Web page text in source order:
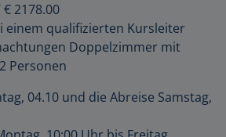
€ 2178.00
einem qualifizierten Kursleiter
Doppelzimmer mit
Personen
04.10 und die Abreise Samstag,